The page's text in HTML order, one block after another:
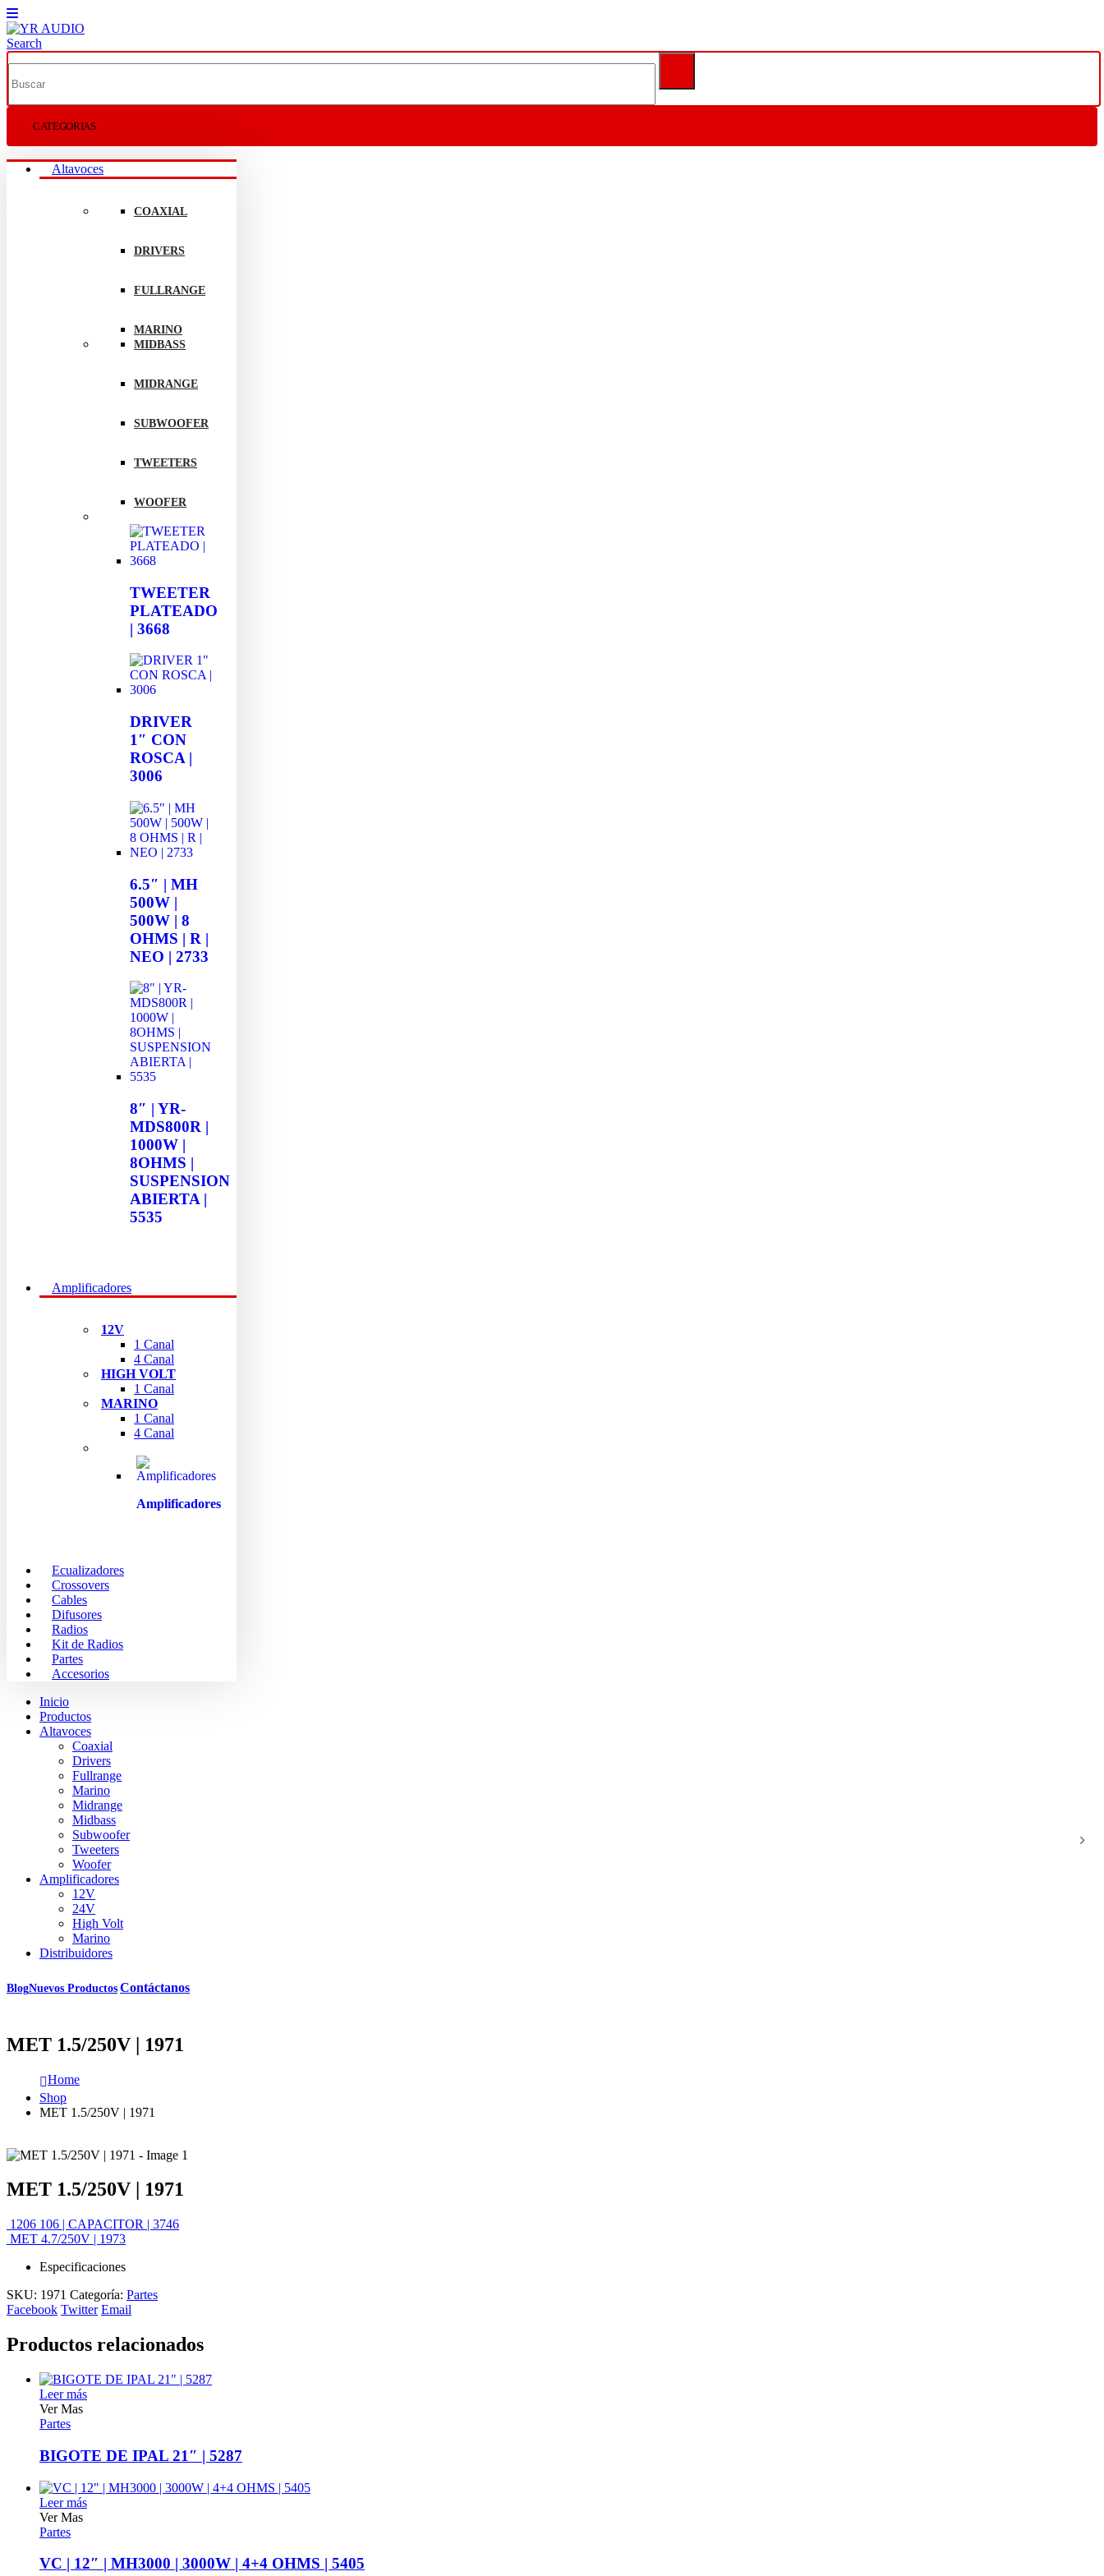
Search
CATEGORIAS
Altavoces
COAXIAL
DRIVERS
FULLRANGE
MARINO
MIDBASS
MIDRANGE
SUBWOOFER
TWEETERS
WOOFER
TWEETER
PLATEADO
| 3668
DRIVER
1″ CON
ROSCA |
3006
6.5″ | MH
500W |
500W | 8
OHMS | R |
NEO | 2733
8″ | YR-
MDS800R |
1000W |
8OHMS |
SUSPENSION
ABIERTA |
5535
Amplificadores
12V
1 Canal
4 Canal
HIGH VOLT
1 Canal
MARINO
1 Canal
4 Canal
Amplificadores
Ecualizadores
Crossovers
Cables
Difusores
Radios
Kit de Radios
Partes
Accesorios
Inicio
Productos
Altavoces
Coaxial
Drivers
Fullrange
Marino
Midrange
Midbass
Subwoofer
Tweeters
Woofer
Amplificadores
12V
24V
High Volt
Marino
Distribuidores
BlogNuevos ProductosContáctanos
MET 1.5/250V | 1971
Home
Shop
MET 1.5/250V | 1971
MET 1.5/250V | 1971
1206 106 | CAPACITOR | 3746
MET 4.7/250V | 1973
Especificaciones
SKU: 1971 Categoría: Partes
Facebook Twitter Email
Productos relacionados
Leer más
Ver Mas
Partes
BIGOTE DE IPAL 21″ | 5287
Leer más
Ver Mas
Partes
VC | 12″ | MH3000 | 3000W | 4+4 OHMS | 5405